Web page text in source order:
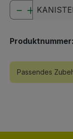
Produkt
Produktnummer:
Passendes